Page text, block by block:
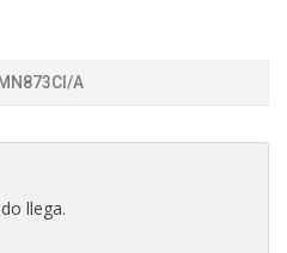
MN873CI/A
llega.